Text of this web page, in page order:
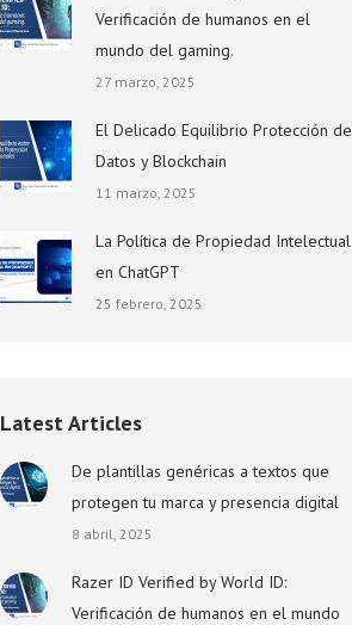
Verificación de humanos en el
mundo del gaming.
27 marzo, 2025
El Delicado Equilibrio Protección de
Datos y Blockchain
11 marzo, 2025
La Política de Propiedad Intelectual
en ChatGPT
25 febrero, 2025
Latest Articles
De plantillas genéricas a textos que
protegen tu marca y presencia digital
8 abril, 2025
Razer ID Verified by World ID:
Verificación de humanos en el mundo